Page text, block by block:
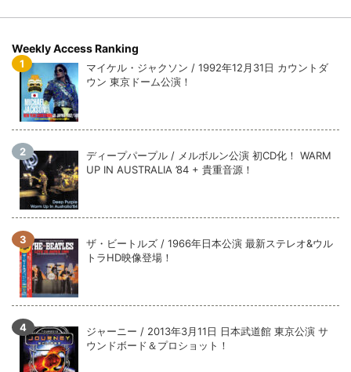
Weekly Access Ranking
マイケル・ジャクソン / 1992年12月31日 カウントダ
ウン 東京ドーム公演！
ディープパープル / メルボルン公演 初CD化！ WARM
UP IN AUSTRALIA ’84 + 貴重音源！
ザ・ビートルズ / 1966年日本公演 最新ステレオ&ウル
トラHD映像登場！
ジャーニー / 2013年3月11日 日本武道館 東京公演 サ
ウンドボード＆プロショット！